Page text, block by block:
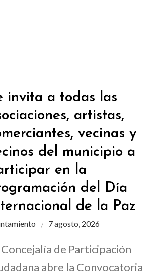
invita a todas las
artistas,
vecinas y
del municipio a
en la
del Día
de la Paz
7 agosto, 2026
Concejalía de Participación
abre la Convocatoria